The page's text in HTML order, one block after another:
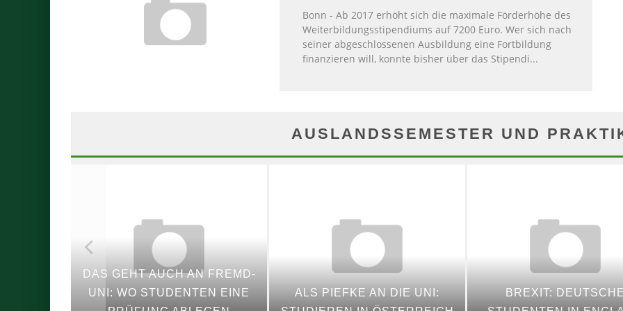
Bonn - Ab 2017 erhöht sich die maximale Förderhöhe des
Weiterbildungsstipendiums auf 7200 Euro. Wer sich nach
seiner abgeschlossenen Ausbildung eine Fortbildung
finanzieren will, konnte bisher über das Stipendi...
AUSLANDSSEMESTER UND
DAS GEHT AUCH AN FREMD-
UNI: WO STUDENTEN EINE
ALS PIEFKE AN DIE UNI:
BREXIT: DEUTSCHE